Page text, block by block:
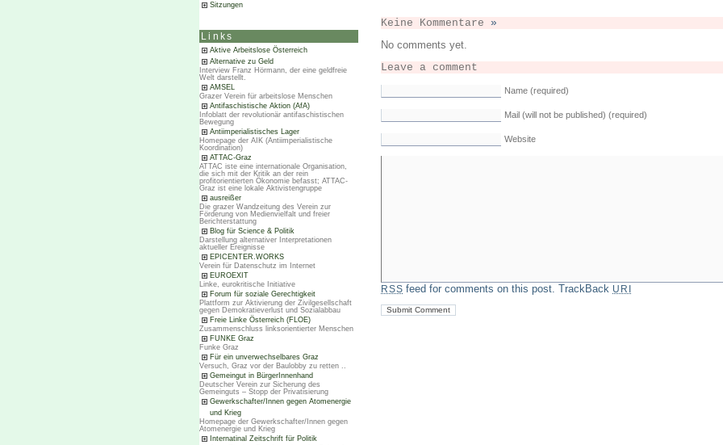
Sitzungen
Links
Aktive Arbeitslose Österreich
Alternative zu Geld
Interview Franz Hörmann, der eine geldfreie
Welt darstellt.
AMSEL
Grazer Verein für arbeitslose Menschen
Antifaschistische Aktion (AfA)
Infoblatt der revolutionär antifaschistischen
Bewegung
Antiimperialistisches Lager
Homepage der AIK (Antiimperialistische
Koordination)
ATTAC-Graz
ATTAC iste eine internationale Organisation,
die sich mit der Kritik an der rein
profitorientierten Ökonomie befasst; ATTAC-
Graz ist eine lokale Aktivistengruppe
ausreißer
Die grazer Wandzeitung des Verein zur
Förderung von Medienvielfalt und freier
Berichterstattung
Blog für Science & Politik
Darstellung alternativer Interpretationen
aktueller Ereignisse
EPICENTER.WORKS
Verein für Datenschutz im Internet
EUROEXIT
Linke, eurokritische Initiative
Forum für soziale Gerechtigkeit
Plattform zur Aktivierung der Zivilgesellschaft
gegen Demokratieverlust und Sozialabbau
Freie Linke Österreich (FLOE)
Zusammenschluss linksorientierter Menschen
FUNKE Graz
Funke Graz
Für ein unverwechselbares Graz
Versuch, Graz vor der Baulobby zu retten ..
Gemeingut in BürgerInnenhand
Deutscher Verein zur Sicherung des
Gemeinguts – Stopp der Privatisierung
Gewerkschafter/Innen gegen Atomenergie
und Krieg
Homepage der Gewerkschafter/Innen gegen
Atomenergie und Krieg
Internatinal Zeitschrift für Politik
Keine Kommentare »
No comments yet.
Leave a comment
Name (required)
Mail (will not be published) (required)
Website
RSS feed for comments on this post. TrackBack URI